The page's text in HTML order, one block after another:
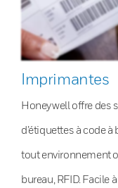
Imprimantes
Honeywell offre des
d’étiquettes à code
tout environnement
bureau, RFID. Facile